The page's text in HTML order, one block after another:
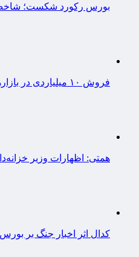
بورس رکورد شکست؛ شاخص ۵.۵
فروش ۱۰ میلیاردی در بازارهای شبانه‌روزی صنایع
همتی: اظهارات وزیر
کدال اثر اخبار جنگ بر